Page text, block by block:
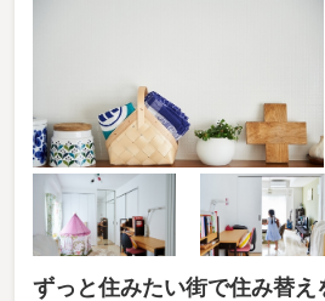
ずっと住みたい街で住み替え